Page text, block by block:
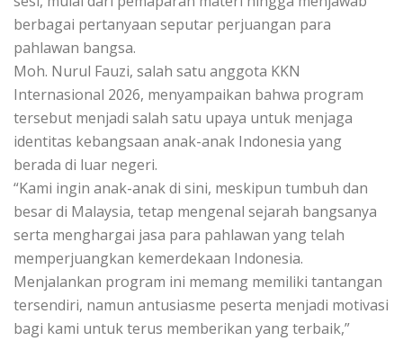
berbagai pertanyaan seputar perjuangan para
pahlawan bangsa.
Moh. Nurul Fauzi, salah satu anggota KKN
Internasional 2026, menyampaikan bahwa program
tersebut menjadi salah satu upaya untuk menjaga
identitas kebangsaan anak-anak Indonesia yang
berada di luar negeri.
“Kami ingin anak-anak di sini, meskipun tumbuh dan
besar di Malaysia, tetap mengenal sejarah bangsanya
serta menghargai jasa para pahlawan yang telah
memperjuangkan kemerdekaan Indonesia.
Menjalankan program ini memang memiliki tantangan
tersendiri, namun antusiasme peserta menjadi motivasi
bagi kami untuk terus memberikan yang terbaik,”